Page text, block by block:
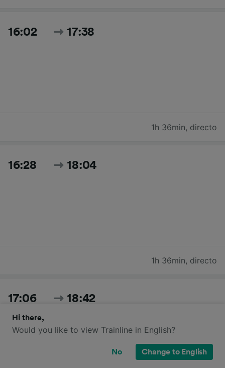
16:02 17:38
1h 36min, directo
16:28 18:04
1h 36min, directo
17:06 18:42
Hi there,
Would you like to view Trainline in English?
No Change to English